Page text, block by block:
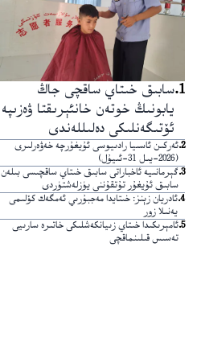
1
.سابىق خىتاي ساقچى جاڭ
يابونىڭ خوتەن خانئېرىقتا ۋەزىپە
ئۆتىگەنلىكى دەلىللەندى
2
.ئەركىن ئاسىيا رادىيوسى ئۇيغۇرچە خەۋەرلىرى
(2026-يىل 31-ئىيۇل)
3
.گېرمانىيە ئاخباراتى سابىق خىتاي ساقچىسى بىلەن
سابىق ئۇيغۇر تۇتقۇننى يۈزلەشتۈردى
4
.ئادريان زېنز: خىتايدا مەجبۇرىي ئەمگەك كۆلىمى
يەنىلا زور
5
.ئامېرىكىدا خىتاي زىيانكەشلىكى خاتىرە سارىيى
تەسىس قىلىنماقچى